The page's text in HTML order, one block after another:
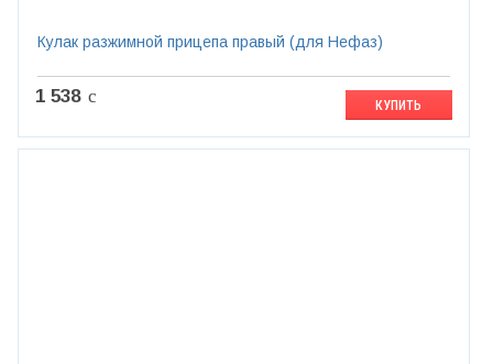
Кулак разжимной прицепа правый (для Нефаз)
1 538 c КУПИТЬ